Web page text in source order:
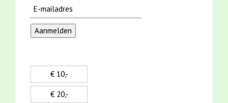
€ 10,-
€ 20,-